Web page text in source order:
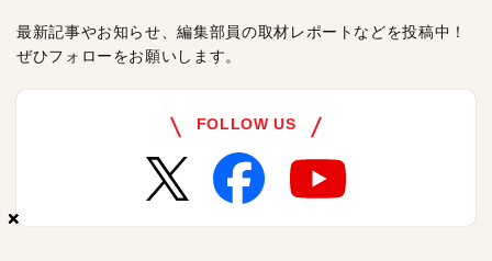
×
×
×
最新記事やお知らせ、編集部員の取材レポートなどを投稿中！
ぜひフォローをお願いします。
FOLLOW US